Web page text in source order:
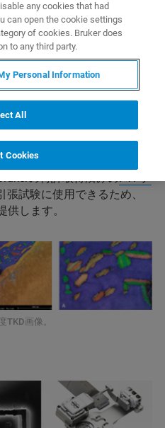
カルテストを行いながら、
した電子透過サンプルの分
ようになりました。最近、
入されたトランスミッショ
された電子後方散乱回折
89システムは、素早く取り
利用することで、サンプル
に必要なスペースを追加作
でき、可能な限り最良の信
の特許取得済みのPTPデ
張試験に使用できるため、
します。
TKD画像。
any cookies that had
can open the cookie settings
of cookies. Bruker does
to any third party.
Personal Information
All
Cookies